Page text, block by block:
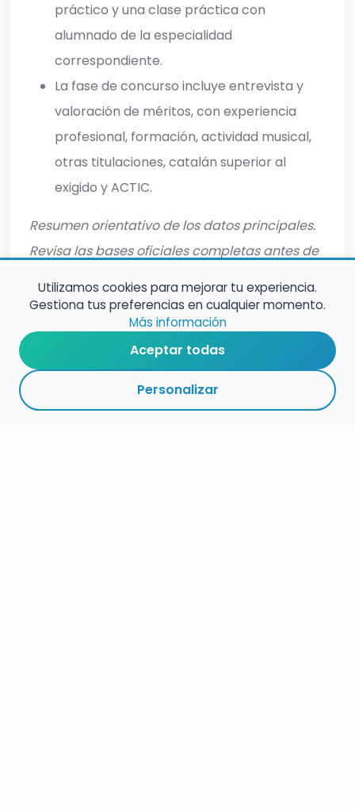
práctico y una clase práctica con
alumnado de la especialidad
correspondiente.
La fase de concurso incluye entrevista y
valoración de méritos, con experiencia
profesional, formación, actividad musical,
otras titulaciones, catalán superior al
exigido y ACTIC.
Resumen orientativo de los datos principales.
Revisa las bases oficiales completas antes de
RESUMEN PLAZOS ESPECIALIDADES ENLACES SEGUIR
Utilizamos cookies para mejorar tu experiencia.
Gestiona tus preferencias en cualquier momento.
Más información
Aceptar todas
Personalizar